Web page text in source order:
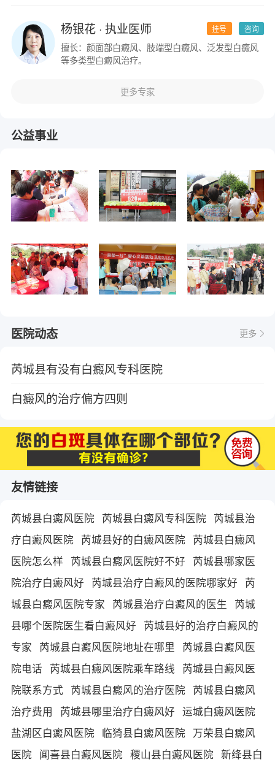
咨询
挂号
杨银花· 执业医师
擅长：颜面部白癜风、肢端型白癜风、泛发型白癜风
等多类型白癜风治疗。
更多专家
公益事业
医院动态 更多
芮城县有没有白癜风专科医院
白癜风的治疗偏方四则
友情链接
芮城县白癜风医院 芮城县白癜风专科医院 芮城县治
疗白癜风医院 芮城县好的白癜风医院 芮城县白癜风
医院怎么样 芮城县白癜风医院好不好 芮城县哪家医
院治疗白癜风好 芮城县治疗白癜风的医院哪家好 芮
城县白癜风医院专家 芮城县治疗白癜风的医生
芮城
县哪个医院医生看白癜风好 芮城县好的治疗白癜风的
专家 芮城县白癜风医院地址在哪里
芮城县白癜风医
院电话 芮城县白癜风医院乘车路线 芮城县白癜风医
院联系方式 芮城县白癜风的治疗医院 芮城县白癜风
治疗费用
芮城县哪里治疗白癜风好 运城白癜风医院
盐湖区白癜风医院 临猗县白癜风医院 万荣县白癜风
医院 闻喜县白癜风医院 稷山县白癜风医院 新绛县白